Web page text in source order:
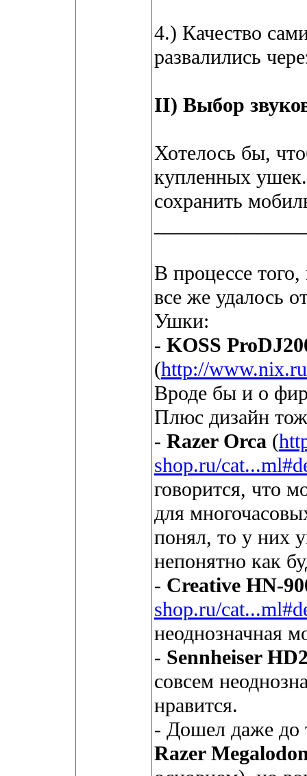
4.) Качество
развалились
II) Выбор
Хотелось бы,
купленных
сохранить
В процессе того,
все же удалось
Ушки:
- KOSS
(http://
Вроде бы и о
Плюс дизайн
- Razer Orca(
shop.ru/
говорится, что
для
понял, то у них
непонятно как
- Creative HN-
shop.ru/
неоднозначная
- Sennheiser
совсем
нравится.
- Дошел даже до
Razer